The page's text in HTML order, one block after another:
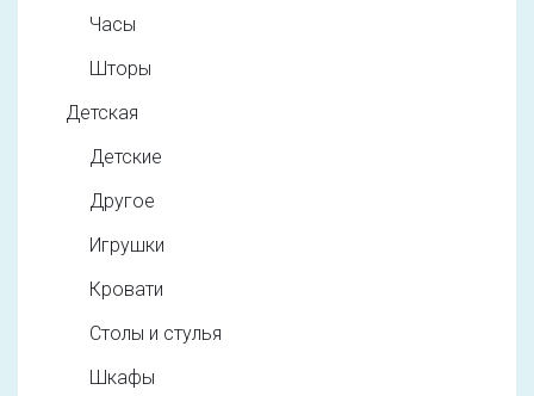
Часы
Шторы
Детская
Детские
Другое
Игрушки
Кровати
Столы и стулья
Шкафы